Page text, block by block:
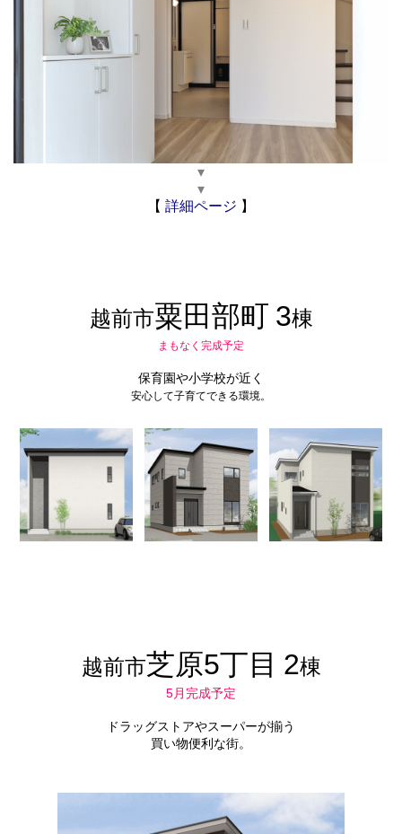
▾
▾
【 詳細ページ 】
越前市粟田部町 3棟
まもなく完成予定
保育園や小学校が近く
安心して子育てできる環境。
越前市芝原5丁目 2棟
5月完成予定
ドラッグストアやスーパーが揃う
買い物便利な街。